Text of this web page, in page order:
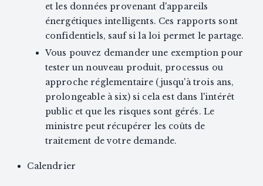
et les données provenant d'appareils
énergétiques intelligents. Ces rapports sont
confidentiels, sauf si la loi permet le partage.
Vous pouvez demander une exemption pour
tester un nouveau produit, processus ou
approche réglementaire (jusqu'à trois ans,
prolongeable à six) si cela est dans l'intérêt
public et que les risques sont gérés. Le
ministre peut récupérer les coûts de
traitement de votre demande.
Calendrier